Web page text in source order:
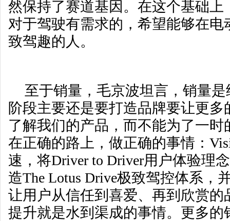
然保持了赛道基因。在这个基础上
对于驾驶有需求的，希望能够在电
致驾趣的人。
至于销量，毛京波坦言，销量
阶段主要还是要打造品牌要让更
了解我们的产品，而不能为了一
在正确的路上，做正确的事情：
速，将Driver to Driver用户体验理
造The Lotus Drive极致驾控体系，
让用户从信任到喜爱、再到欣赏的
提升就是水到渠成的事情。更多的